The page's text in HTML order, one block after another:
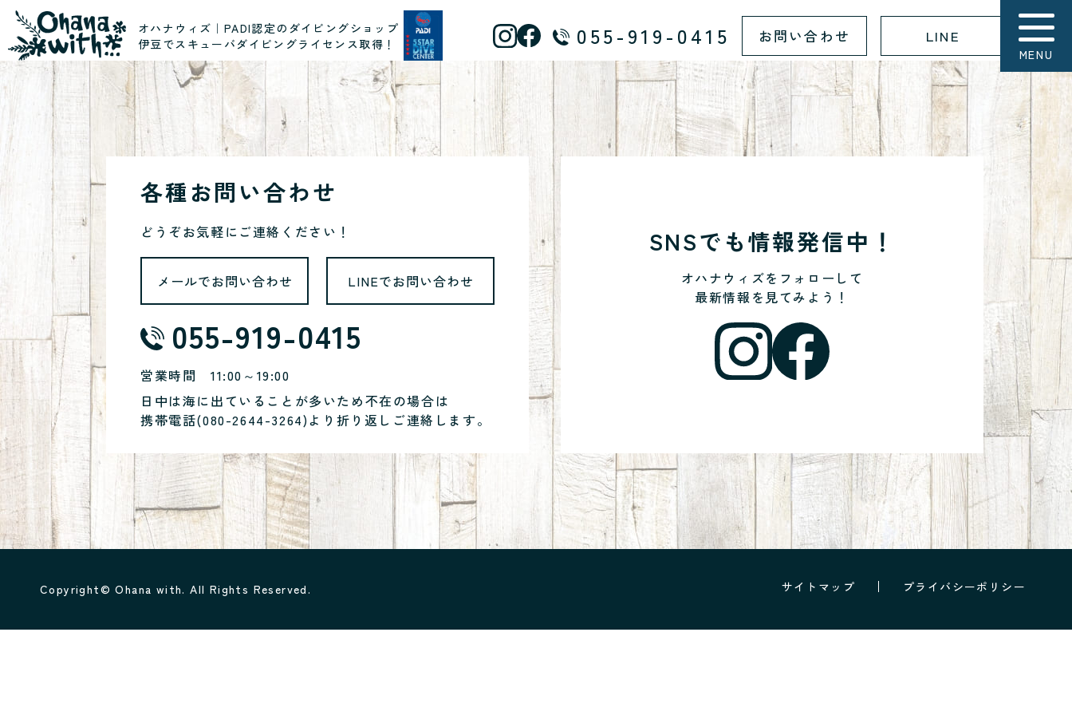
オハナウィズ｜PADI認定のダイビングショップ
伊豆でスキューバダイビングライセンス取得！
055-919-0415 お問い合わせ LINE
MENU
各種お問い合わせ
どうぞお気軽にご連絡ください！
メールでお問い合わせ LINEでお問い合わせ
055-919-0415
営業時間 11:00～19:00
日中は海に出ていることが多いため不在の場合は
携帯電話(080-2644-3264)より折り返しご連絡します。
SNSでも情報発信中！
オハナウィズをフォローして
最新情報を見てみよう！
サイトマップ プライバシーポリシー
Copyright© Ohana with. All Rights Reserved.